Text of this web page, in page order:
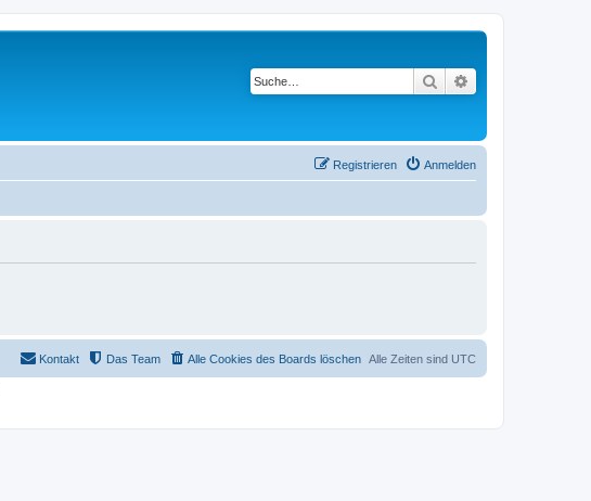
Suche
Anmelden
Registrieren
Alle Zeiten sind UTC
Alle Cookies des Boards löschen
Das Team
Kontakt